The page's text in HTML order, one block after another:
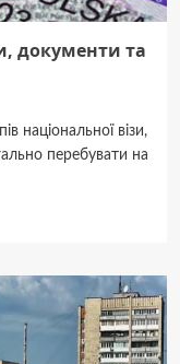
документи та
національної візи,
перебувати на